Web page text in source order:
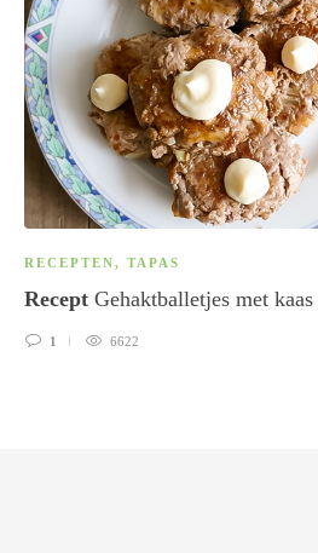
RECEPTEN, TAPAS
Recept Gehaktballetjes met kaas
1 6622